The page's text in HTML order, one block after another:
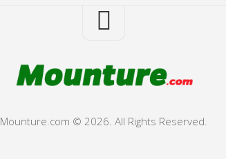
Mounture.com © 2026. All Rights Reserved.